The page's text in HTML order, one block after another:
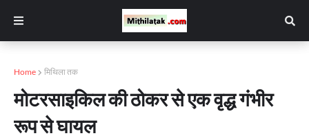
Home मिथिला तक
मोटरसाइकिल की ठोकर से एक वृद्ध गंभीर
रूप से घायल